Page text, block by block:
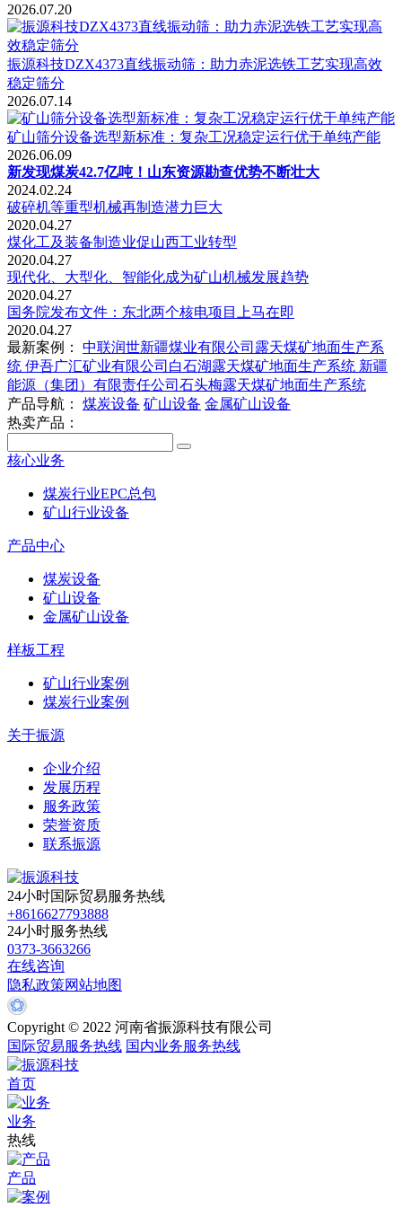
2026.07.20
振源科技DZX4373直线振动筛：助力赤泥选铁工艺实现高效
稳定筛分
2026.07.14
矿山筛分设备选型新标准：复杂工况稳定运行优于单纯产能
2026.06.09
新发现煤炭42.7亿吨！山东资源勘查优势不断壮大
2024.02.24
破碎机等重型机械再制造潜力巨大
2020.04.27
煤化工及装备制造业促山西工业转型
2020.04.27
现代化、大型化、智能化成为矿山机械发展趋势
2020.04.27
国务院发布文件：东北两个核电项目上马在即
2020.04.27
最新案例：
中联润世新疆煤业有限公司露天煤矿地面生产系
统 伊吾广汇矿业有限公司白石湖露天煤矿地面生产系统 新疆
能源（集团）有限责任公司石头梅露天煤矿地面生产系统
产品导航：
煤炭设备 矿山设备 金属矿山设备
热卖产品：
核心业务
煤炭行业EPC总包
矿山行业设备
产品中心
煤炭设备
矿山设备
金属矿山设备
样板工程
矿山行业案例
煤炭行业案例
关于振源
企业介绍
发展历程
服务政策
荣誉资质
联系振源
24小时国际贸易服务热线
+8616627793888
24小时服务热线
0373-3663266
在线咨询
隐私政策网站地图
Copyright © 2022 河南省振源科技有限公司
国际贸易服务热线 国内业务服务热线
首页
业务
热线
产品